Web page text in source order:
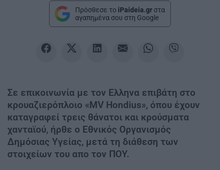
Πρόσθεσε το iPaideia.gr στα
αγαπημένα σου στη Google
Σε επικοινωνία με τον Ελληνα επιβάτη στο
κρουαζιερόπλοιο «MV Hondius», όπου έχουν
καταγραφεί τρεις θάνατοι και κρούσματα
χανταϊού, ήρθε ο Εθνικός Οργανισμός
Δημόσιας Υγείας, μετά τη διάθεση των
στοιχείων του απο τον ΠΟΥ.